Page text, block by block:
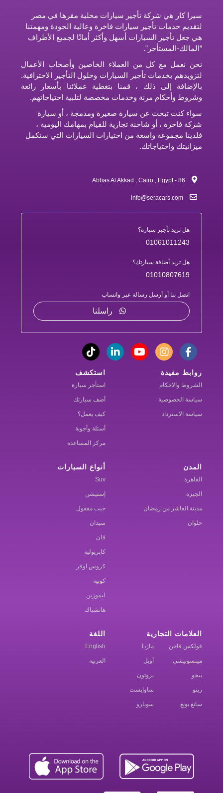
سيرا كار هي شركة تأجير سيارات محلية مقرها في مصر
لتقديم خدمات تأجير سيارات فاخرة وعالية الجودة ومهمتنا
هي جعل تأجير السيارات أسهل وأكثر أمانًا لجميع الأطراف
“المالك-المستأجر”.
نحن نعمل مع كل من العملاء الخاصين وأصحاب الأعمال
لتزويدهم بخدمات تأجير السيارات وحلول التأجير الاحترافية.
بالإضافة إلى ذلك ، قمنا بتغطية عملائنا بأسعار رائعة
وشروط وأحكام مرنة وخدمات مخصصة لتلبية احتياجاتهم.
سواء كنت تبحث عن سيارة صغيرة ومدمجة ، أو سيارة
شركة فاخرة ، أو شاحنة تجارية للقيام بمهامك اليومية ،
فلدينا مجموعة واسعة من اختيارات السيارات التي ستكمل
ميزانيتك واحتياجاتك.
info@seracars.com
هل تريد تأجير سيارة؟
01061011243
هل تريد أضافة سيارتك؟
01010807619
اتصل بنا أو أرسل رسالة عبر واتساب
راسلنا
روابط مفيدة
الشروط والاحكام
سياسة الخصوصية
سياسة الاسترداد
استكشف
استأجر سيارة
أضف سيارتك
كيف يعمل؟
أسئلة وأجوبة
مركز المساعدة
المدن
القاهرة
الجيزة
مدينة العاشر من رمضان
حلوان
أنواع السيارات
Suv
إستيشن
جيب مقفول
سيدان
فان
كابريوليه
كروس اوفر
كوبيه
ليموزين
هاتشباك
العلامات التجارية
فولكس فاجن مازدا
ميتسوبيشي أوبل
بيجو بروتون
رينو ساوايست
سانغ يونغ سوبارو
اللغة
English
العربية